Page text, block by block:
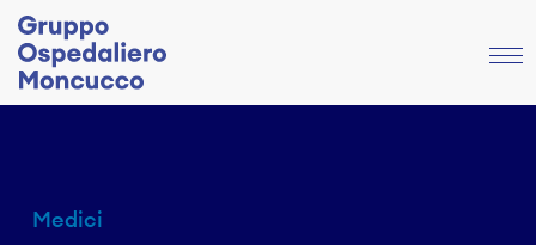
Medici